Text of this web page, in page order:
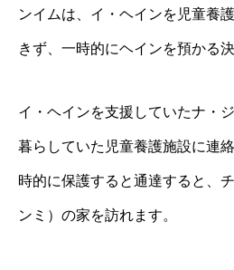
ンイムは、イ・ヘインを児童養
きず、一時的にヘインを預かる
イ・ヘインを支援していたナ・
暮らしていた児童養護施設に連
時的に保護すると通達すると、
ンミ）の家を訪れます。